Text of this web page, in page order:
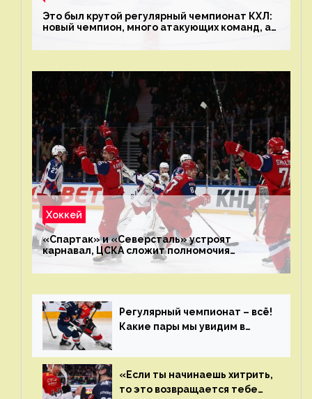
Это был крутой регулярный чемпионат КХЛ:
новый чемпион, много атакующих команд, а
Хоккей
«Спартак» и «Северсталь» устроят
карнавал, ЦСКА сложит полномочия
чемпиона. Превью первого раунда плей-офф
на Западе
Регулярный чемпионат – всё!
Какие пары мы увидим в
«Если ты начинаешь хитрить,
то это возвращается тебе